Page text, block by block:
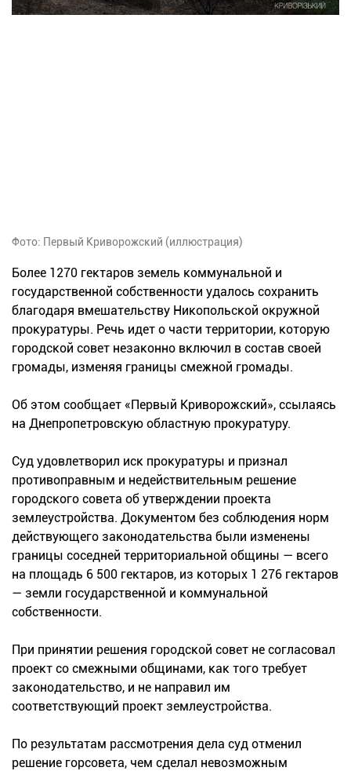
Фото: Первый Криворожский (иллюстрация)
Более 1270 гектаров земель коммунальной и
государственной собственности удалось сохранить
благодаря вмешательству Никопольской окружной
прокуратуры. Речь идет о части территории, которую
городской совет незаконно включил в состав своей
громады, изменяя границы смежной громады.
Об этом сообщает «Первый Криворожский», ссылаясь
на Днепропетровскую областную прокуратуру.
Суд удовлетворил иск прокуратуры и признал
противоправным и недействительным решение
городского совета об утверждении проекта
землеустройства. Документом без соблюдения норм
действующего законодательства были изменены
границы соседней территориальной общины — всего
на площадь 6 500 гектаров, из которых 1 276 гектаров
— земли государственной и коммунальной
собственности.
При принятии решения городской совет не согласовал
проект со смежными общинами, как того требует
законодательство, и не направил им
соответствующий проект землеустройства.
По результатам рассмотрения дела суд отменил
решение горсовета, чем сделал невозможным